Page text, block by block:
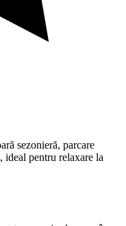
sezonieră, parcare
ideal pentru relaxare la